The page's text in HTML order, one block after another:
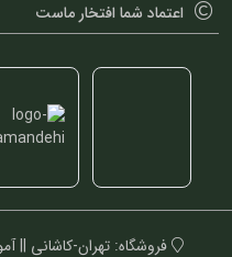
اعتماد شما افتخار ماست